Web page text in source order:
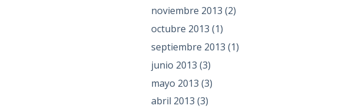
noviembre 2013 (2)
octubre 2013 (1)
septiembre 2013 (1)
junio 2013 (3)
mayo 2013 (3)
abril 2013 (3)